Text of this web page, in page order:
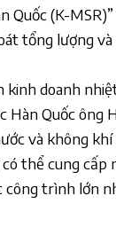
(K-
tổng lượng và
doanh
Quốc ông
và không
thể cung cấp
công trình lớn